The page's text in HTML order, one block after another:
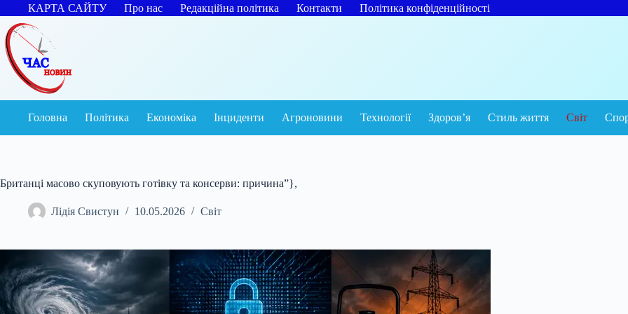
Перейти
до
вмісту
КАРТА САЙТУ Про нас Редакційна політика Контакти Політика конфіденційності
Головна Політика Економіка Інциденти Агроновини Технології Здоров’я Стиль життя Світ
Британці масово скуповують готівку та консерви: причина”},
Лідія Свистун 10.05.2026 Світ